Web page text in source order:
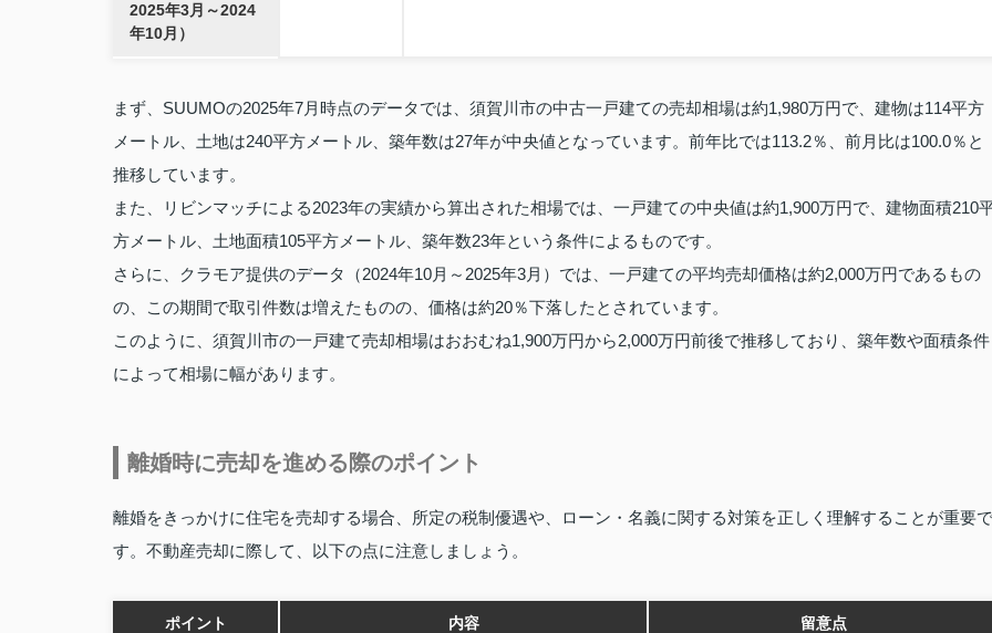
2025年3月～2024
年10月）
まず、SUUMOの2025年7月時点のデータでは、須賀川市の中古一戸建ての売却相場は約1,980万円で、建物は114平方
メートル、土地は240平方メートル、築年数は27年が中央値となっています。前年比では113.2％、前月比は100.0％と
推移しています。
また、リビンマッチによる2023年の実績から算出された相場では、一戸建ての中央値は約1,900万円で、建物面積210
方メートル、土地面積105平方メートル、築年数23年という条件によるものです。
さらに、クラモア提供のデータ（2024年10月～2025年3月）では、一戸建ての平均売却価格は約2,000万円であるもの
の、この期間で取引件数は増えたものの、価格は約20％下落したとされています。
このように、須賀川市の一戸建て売却相場はおおむね1,900万円から2,000万円前後で推移しており、築年数や面積条件
によって相場に幅があります。
離婚時に売却を進める際のポイント
離婚をきっかけに住宅を売却する場合、所定の税制優遇や、ローン・名義に関する対策を正しく理解することが重要で
す。不動産売却に際して、以下の点に注意しましょう。
ポイント 内容 留意点